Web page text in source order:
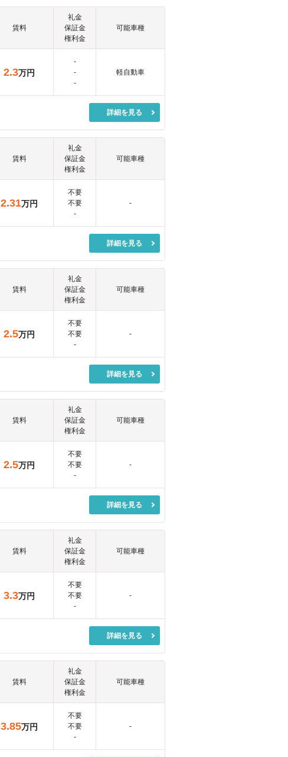
賃料
礼金
保証金
権利金
可能車種
2.3万円
-
-
-
軽自動車
詳細を見る
賃料
礼金
保証金
権利金
可能車種
2.31万円
不要
不要
-
-
詳細を見る
賃料
礼金
保証金
権利金
可能車種
2.5万円
不要
不要
-
-
詳細を見る
賃料
礼金
保証金
権利金
可能車種
2.5万円
不要
不要
-
-
詳細を見る
賃料
礼金
保証金
権利金
可能車種
3.3万円
不要
不要
-
-
詳細を見る
賃料
礼金
保証金
権利金
可能車種
3.85万円
不要
不要
-
-